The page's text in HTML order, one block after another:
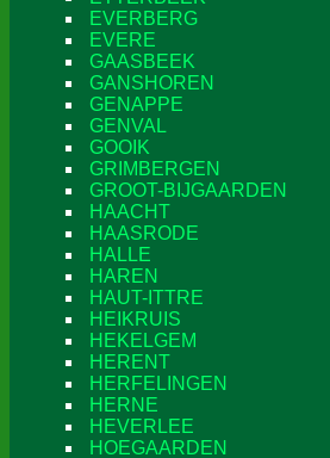
EVERBERG
EVERE
GAASBEEK
GANSHOREN
GENAPPE
GENVAL
GOOIK
GRIMBERGEN
GROOT-BIJGAARDEN
HAACHT
HAASRODE
HALLE
HAREN
HAUT-ITTRE
HEIKRUIS
HEKELGEM
HERENT
HERFELINGEN
HERNE
HEVERLEE
HOEGAARDEN